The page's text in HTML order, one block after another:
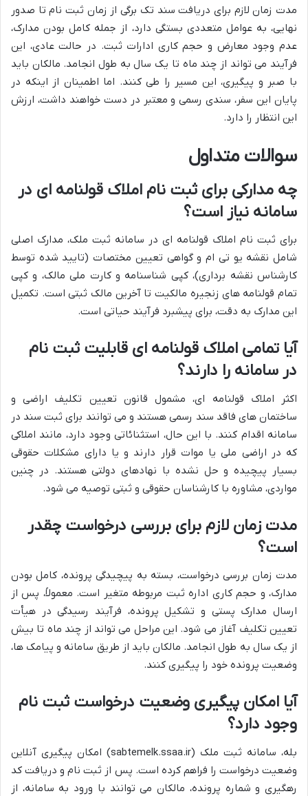
مدت زمان لازم برای دریافت سند تک برگی از زمان ثبت نام تا صدور
نهایی، به عوامل متعددی بستگی دارد، از جمله کامل بودن مدارک،
عدم وجود معارض و حجم کاری ادارات ثبت. در حالت عادی، این
فرآیند می تواند از چند ماه تا یک سال به طول انجامد. مالکان باید
با صبر و پیگیری، این مسیر را طی کنند. اما اطمینان از اینکه در
پایان این سفر، سندی رسمی و معتبر در دست خواهند داشت، ارزش
این انتظار را دارد.
سوالات متداول
چه مدارکی برای ثبت نام املاک قولنامه ای در
سامانه نیاز است؟
برای ثبت نام املاک قولنامه ای در سامانه ثبت ملک، مدارک اصلی
شامل نقشه یو تی ام و گواهی تعیین مختصات (تایید شده توسط
کارشناس نقشه برداری)، کپی شناسنامه و کارت ملی مالک، و کپی
تمام قولنامه های زنجیره مالکیت تا آخرین مالک ثبتی است. تکمیل
این مدارک به دقت، برای پیشبرد فرآیند حیاتی است.
آیا تمامی املاک قولنامه ای قابلیت ثبت نام
در سامانه را دارند؟
اکثر املاک قولنامه ای، مشمول قانون تعیین تکلیف اراضی و
ساختمان های فاقد سند رسمی هستند و می توانند برای ثبت سند در
سامانه اقدام کنند. با این حال، استثنائاتی وجود دارد، مانند املاکی
که در اراضی ملی یا موات قرار دارند و یا دارای مشکلات حقوقی
بسیار پیچیده و حل نشده با نهادهای دولتی هستند. در چنین
مواردی، مشاوره با کارشناسان حقوقی و ثبتی توصیه می شود.
مدت زمان لازم برای بررسی درخواست چقدر
است؟
مدت زمان بررسی درخواست، بسته به پیچیدگی پرونده، کامل بودن
مدارک، و حجم کاری اداره ثبت مربوطه متغیر است. معمولاً، پس از
ارسال مدارک پستی و تشکیل پرونده، فرآیند رسیدگی در هیأت
تعیین تکلیف آغاز می شود. این مراحل می تواند از چند ماه تا بیش
از یک سال به طول انجامد. مالکان باید از طریق سامانه و پیامک ها،
وضعیت پرونده خود را پیگیری کنند.
آیا امکان پیگیری وضعیت درخواست ثبت نام
وجود دارد؟
بله، سامانه ثبت ملک (sabtemelk.ssaa.ir) امکان پیگیری آنلاین
وضعیت درخواست را فراهم کرده است. پس از ثبت نام و دریافت کد
رهگیری و شماره پرونده، مالکان می توانند با ورود به سامانه، از